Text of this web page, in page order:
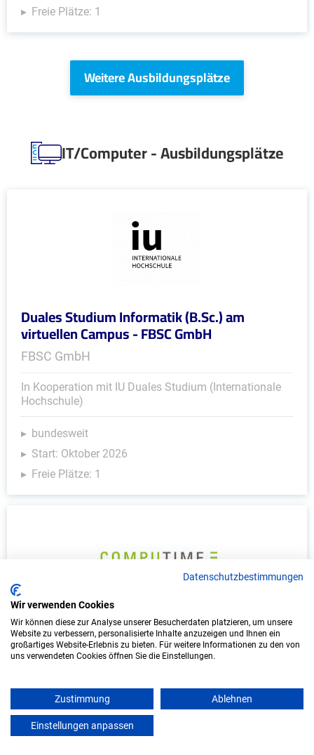
Freie Plätze: 1
Weitere Ausbildungsplätze
IT/Computer - Ausbildungsplätze
Duales Studium Informatik (B.Sc.) am
virtuellen Campus - FBSC GmbH
FBSC GmbH
In Kooperation mit IU Duales Studium (Internationale
Hochschule)
bundesweit
Start: Oktober 2026
Freie Plätze: 1
Duales Studium Informatik (B.Sc.) am
virtuellen Campus - COMPUTIME
Netzwerkservice GmbH
COMPUTIME Netzwerkservice GmbH
In Kooperation mit IU Duales Studium
(Internationale Hochschule)
Datenschutzbestimmungen
Wir verwenden Cookies
Wir können diese zur Analyse unserer Besucherdaten platzieren, um unsere
Website zu verbessern, personalisierte Inhalte anzuzeigen und Ihnen ein
großartiges Website-Erlebnis zu bieten. Für weitere Informationen zu den von
uns verwendeten Cookies öffnen Sie die Einstellungen.
Zustimmung Ablehnen
Einstellungen anpassen